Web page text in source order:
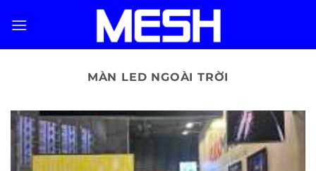
MÀN LED NGOÀI TRỜI